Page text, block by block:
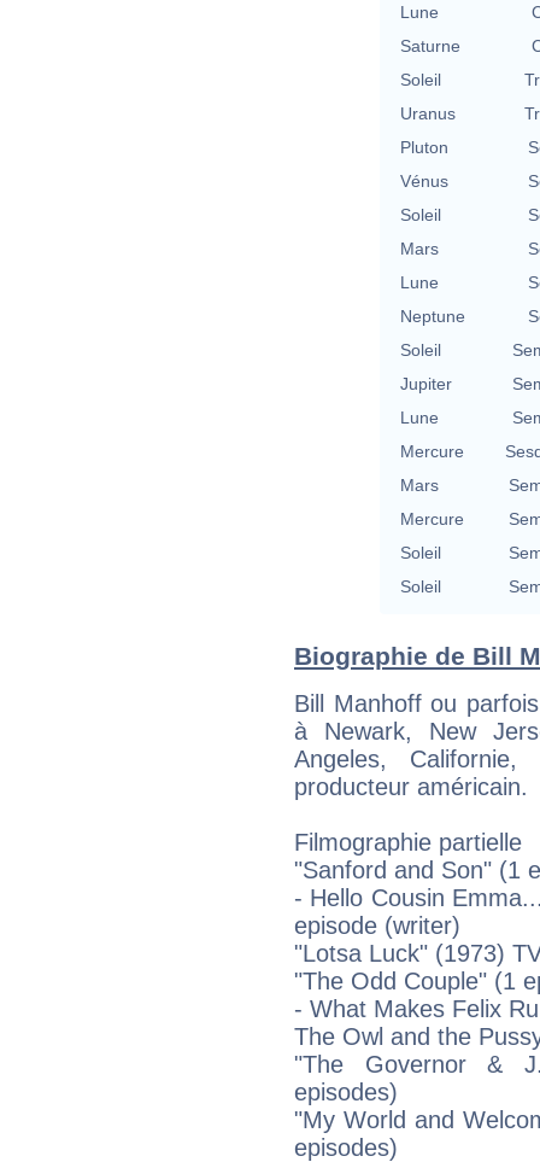
Lune
Saturne
Soleil
Uranus
Pluton
Vénus
Soleil
Mars
Lune
Neptune
Soleil
Jupiter
Lune
Mercure
Mars
Mercure
Soleil
Soleil
Biographie de Bill
Bill Manhoff ou
à Newark, New
Angeles,
producteur américain.
Filmographie partielle
"Sanford and Son" (1
- Hello Cousin
episode (writer)
"Lotsa Luck" (1973)
"The Odd Couple" (1
- What Makes Felix
The Owl and the
"The Governor &
episodes)
"My World and
episodes)